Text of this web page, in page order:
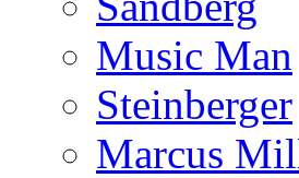
Music Man
Steinberger
Marcus